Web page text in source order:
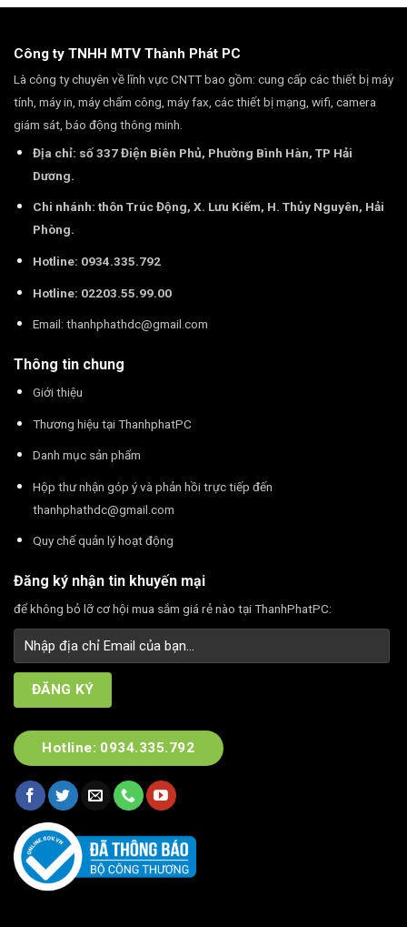
Công ty TNHH MTV Thành Phát PC
Là công ty chuyên về lĩnh vực CNTT bao gồm: cung cấp các thiết bị máy
tính, máy in, máy chấm công, máy fax, các thiết bị mạng, wifi, camera
giám sát, báo động thông minh.
Địa chỉ: số 337 Điện Biên Phủ, Phường Bình Hàn, TP Hải
Dương.
Chi nhánh: thôn Trúc Động, X. Lưu Kiếm, H. Thủy Nguyên, Hải
Phòng.
Hotline: 0934.335.792
Hotline: 02203.55.99.00
Email: thanhphathdc@gmail.com
Thông tin chung
Giới thiệu
Thương hiệu tại ThanhphatPC
Danh mục sản phẩm
Hộp thư nhận góp ý và phản hồi trực tiếp đến
thanhphathdc@gmail.com
Quy chế quản lý hoạt động
Đăng ký nhận tin khuyến mại
để không bỏ lỡ cơ hội mua sắm giá rẻ nào tại ThanhPhatPC:
Hotline: 0934.335.792